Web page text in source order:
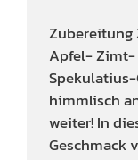
Zubereitung
Apfel-
himmlisch
weiter! In
Geschmack